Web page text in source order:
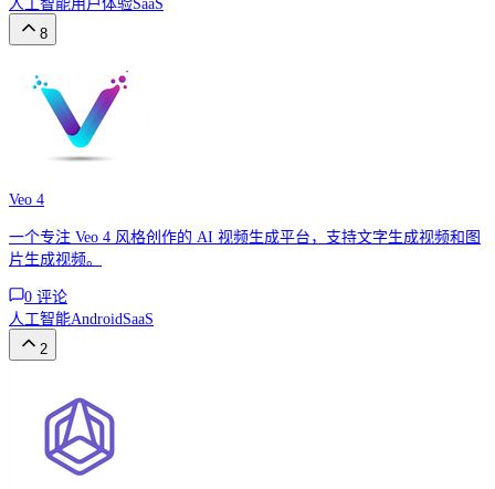
人工智能用户体验SaaS
8
Veo 4
一个专注 Veo 4 风格创作的 AI 视频生成平台，支持文字生成视频和图
片生成视频。
0 评论
人工智能AndroidSaaS
2